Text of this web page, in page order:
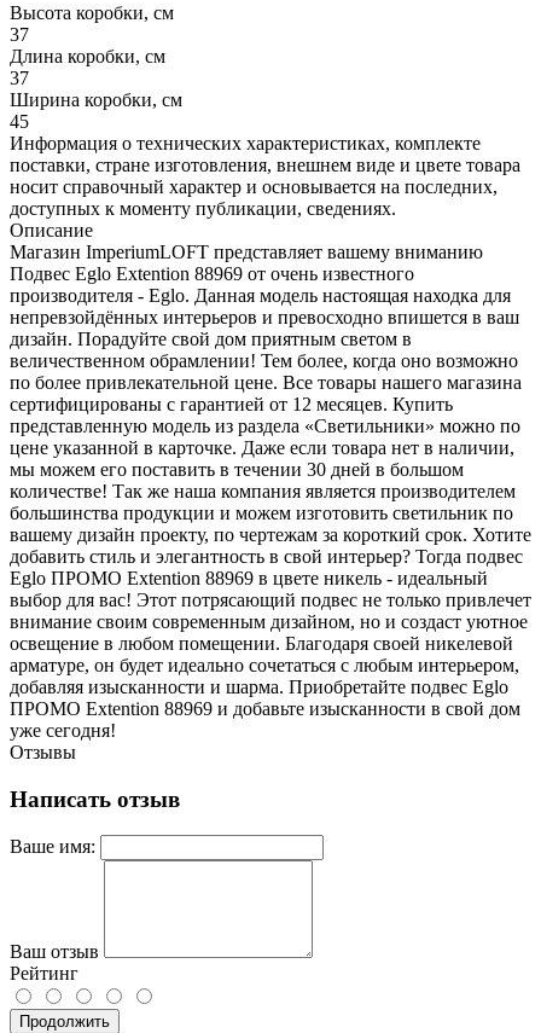
Высота коробки, см
37
Длина коробки, см
37
Ширина коробки, см
45
Информация о технических характеристиках, комплекте
поставки, стране изготовления, внешнем виде и цвете товара
носит справочный характер и основывается на последних,
доступных к моменту публикации, сведениях.
Описание
Магазин ImperiumLOFT представляет вашему вниманию
Подвес Eglo Extention 88969 от очень известного
производителя - Eglo. Данная модель настоящая находка для
непревзойдённых интерьеров и превосходно впишется в ваш
дизайн. Порадуйте свой дом приятным светом в
величественном обрамлении! Тем более, когда оно возможно
по более привлекательной цене. Все товары нашего магазина
сертифицированы с гарантией от 12 месяцев. Купить
представленную модель из раздела «Светильники» можно по
цене указанной в карточке. Даже если товара нет в наличии,
мы можем его поставить в течении 30 дней в большом
количестве! Так же наша компания является производителем
большинства продукции и можем изготовить светильник по
вашему дизайн проекту, по чертежам за короткий срок. Хотите
добавить стиль и элегантность в свой интерьер? Тогда подвес
Eglo ПРОМО Extention 88969 в цвете никель - идеальный
выбор для вас! Этот потрясающий подвес не только привлечет
внимание своим современным дизайном, но и создаст уютное
освещение в любом помещении. Благодаря своей никелевой
арматуре, он будет идеально сочетаться с любым интерьером,
добавляя изысканности и шарма. Приобретайте подвес Eglo
ПРОМО Extention 88969 и добавьте изысканности в свой дом
уже сегодня!
Отзывы
Написать отзыв
Ваше имя:
Ваш отзыв
Рейтинг
Продолжить